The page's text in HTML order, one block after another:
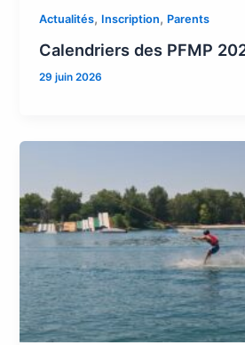
Actualités, Inscription, Parents
Calendriers des PFMP
29 juin 2026